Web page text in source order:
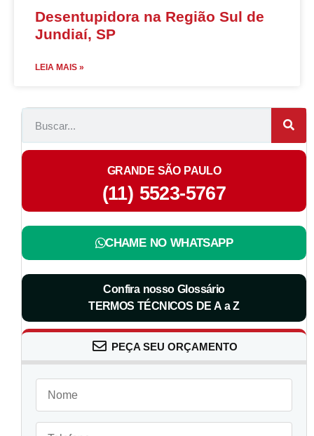
Desentupidora na Região Sul de
Jundiaí, SP
LEIA MAIS »
GRANDE SÃO PAULO
(11) 5523-5767
CHAME NO WHATSAPP
Confira nosso Glossário
TERMOS TÉCNICOS DE A a Z
PEÇA SEU ORÇAMENTO